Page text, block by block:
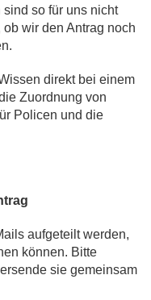
so für uns nicht
wir den Antrag noch
direkt bei einem
Zuordnung von
Policen und die
aufgeteilt werden,
können. Bitte
sie gemeinsam